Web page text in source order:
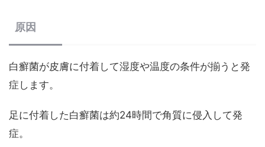
原因
白癬菌が皮膚に付着して湿度や温度の条件が揃うと発
症します。
足に付着した白癬菌は約24時間で角質に侵入して発
症。